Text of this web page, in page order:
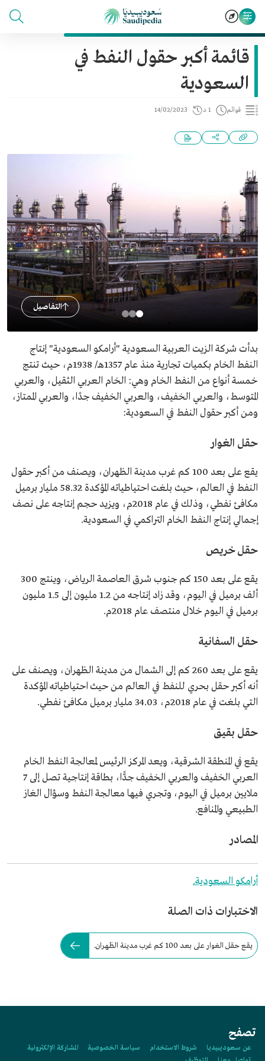
قائمة أكبر حقول النفط في
السعودية
قوائم 1 د 14/02/2023
التفاصيل
بدأت شركة الزيت العربية السعودية "أرامكو السعودية" إنتاج
النفط الخام بكميات تجارية منذ عام 1357هـ/ 1938م، حيث تنتج
خمسة أنواع من النفط الخام وهي: الخام العربي الثقيل، والعربي
المتوسط، والعربي الخفيف، والعربي الخفيف جدًا، والعربي الممتاز،
ومن أكبر حقول النفط في السعودية:
حقل الغوار
يقع على بعد 100 كم غرب مدينة الظهران، ويصنف من أكبر حقول
النفط في العالم، حيث بلغت احتياطياته المؤكدة 58.32 مليار برميل
مكافئ نفطي، وذلك في عام 2018م، ويزيد حجم إنتاجه على نصف
إجمالي إنتاج النفط الخام التراكمي في السعودية.
حقل خريص
يقع على بعد 150 كم جنوب شرق العاصمة الرياض، وينتج 300
ألف برميل في اليوم، وقد زاد إنتاجه من 1.2 مليون إلى 1.5 مليون
برميل في اليوم خلال منتصف عام 2018م.
حقل السفانية
يقع على بعد 260 كم إلى الشمال من مدينة الظهران، ويصنف على
أنه أكبر حقل بحري للنفط في العالم من حيث احتياطياته المؤكدة
التي بلغت في عام 2018م، 34.03 مليار برميل مكافئ نفطي.
حقل بقيق
يقع في المنطقة الشرقية، ويعد المركز الرئيس لمعالجة النفط الخام
العربي الخفيف والعربي الخفيف جدًّا، بطاقة إنتاجية تصل إلى 7
ملايين برميل في اليوم، وتجري فيها معالجة النفط وسؤال الغاز
الطبيعي والمنافع.
المصادر
أرامكو السعودية.
الاختبارات ذات الصلة
يقع حقل الغوار على بعد 100 كم غرب مدينة الظهران.
تصفح
عن سعوديبيديا شروط الاستخدام سياسة الخصوصية
المشاركة الإلكترونية